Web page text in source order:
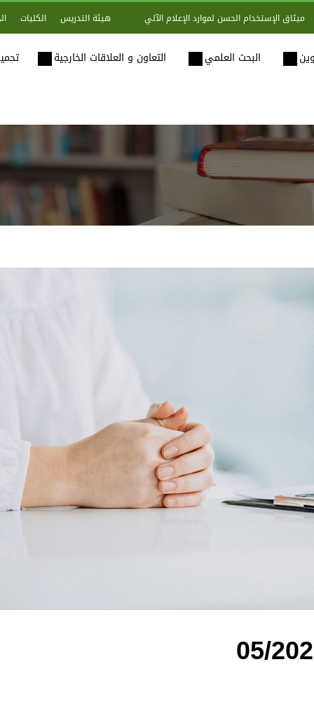
ميثاق الإستخدام الحسن لموارد الإعلام الآلي هيئة التدريس الكليات
البحث العلمي التعاون و العلاقات الخارجية